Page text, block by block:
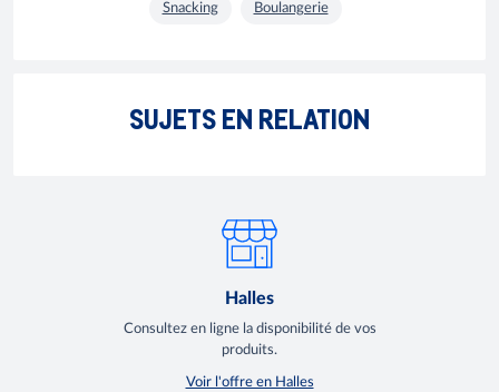
Snacking Boulangerie
SUJETS EN RELATION
Halles
Consultez en ligne la disponibilité de vos
produits.
Voir l'offre en Halles